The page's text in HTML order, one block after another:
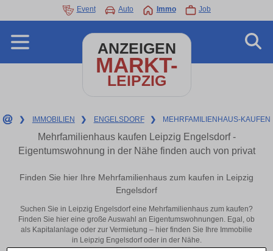
Event Auto Immo Job
ANZEIGEN
MARKT-
LEIPZIG
❯ IMMOBILIEN ❯ ENGELSDORF ❯ MEHRFAMILIENHAUS-KAUFEN
Mehrfamilienhaus kaufen Leipzig Engelsdorf -
Eigentumswohnung in der Nähe finden auch von privat
Finden Sie hier Ihre Mehrfamilienhaus zum kaufen in Leipzig
Engelsdorf
Suchen Sie in Leipzig Engelsdorf eine Mehrfamilienhaus zum kaufen?
Finden Sie hier eine große Auswahl an Eigentumswohnungen. Egal, ob
als Kapitalanlage oder zur Vermietung – hier finden Sie Ihre Immobilie
in Leipzig Engelsdorf oder in der Nähe.